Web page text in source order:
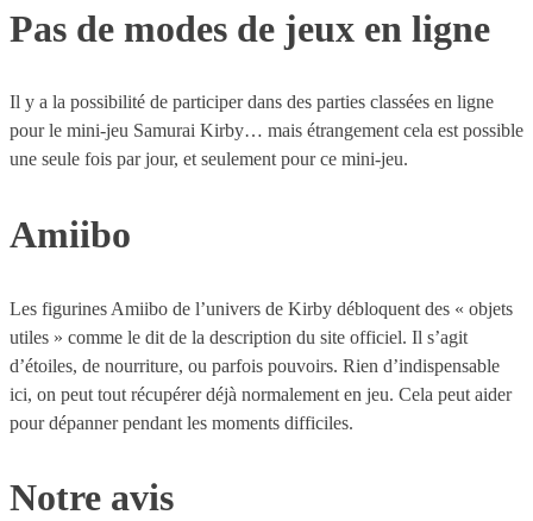
Pas de modes de jeux en ligne
Il y a la possibilité de participer dans des parties classées en ligne
pour le mini-jeu Samurai Kirby… mais étrangement cela est possible
une seule fois par jour, et seulement pour ce mini-jeu.
Amiibo
Les figurines Amiibo de l’univers de Kirby débloquent des « objets
utiles » comme le dit de la description du site officiel. Il s’agit
d’étoiles, de nourriture, ou parfois pouvoirs. Rien d’indispensable
ici, on peut tout récupérer déjà normalement en jeu. Cela peut aider
pour dépanner pendant les moments difficiles.
Notre avis